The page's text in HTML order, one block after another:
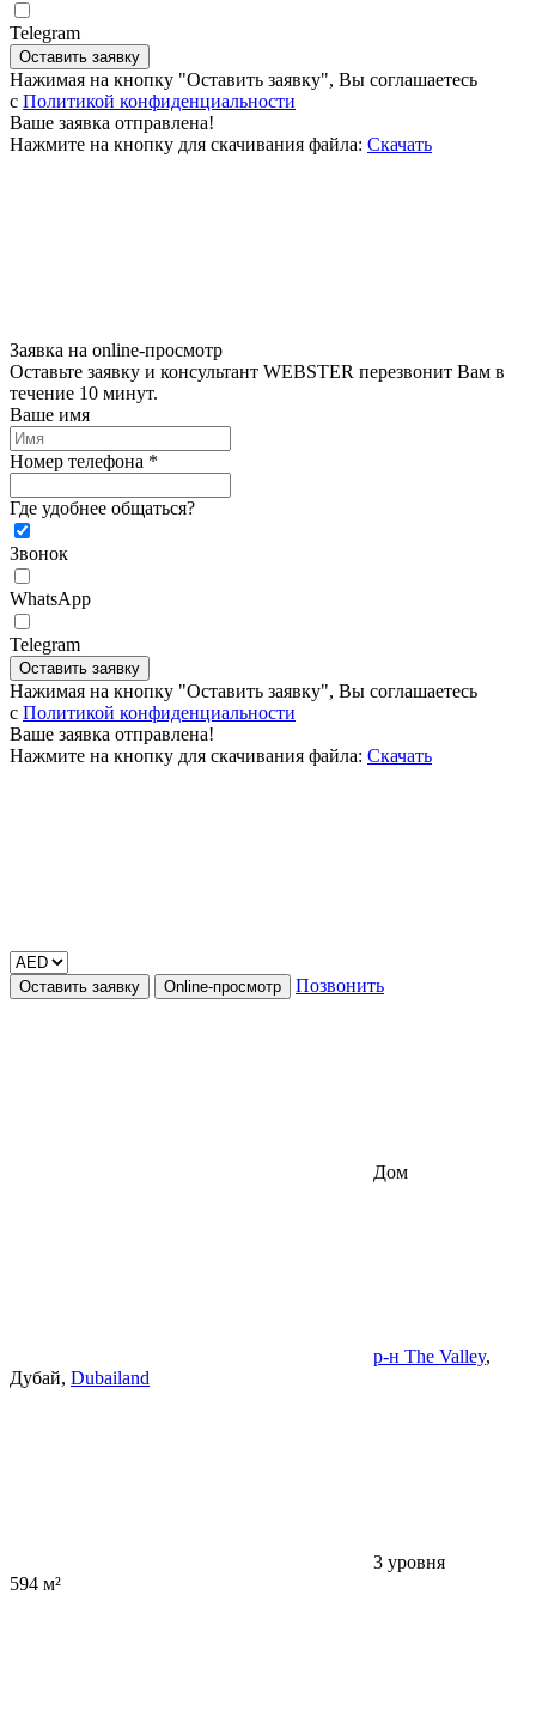
Telegram
Оставить заявку
Нажимая на кнопку "Оставить заявку", Вы соглашаетесь
c Политикой конфиденциальности
Ваше заявка отправлена!
Нажмите на кнопку для скачивания файла: Скачать
Заявка на online-просмотр
Оставьте заявку и консультант WEBSTER перезвонит Вам в
течение 10 минут.
Ваше имя
Номер телефона *
Где удобнее общаться?
Звонок
WhatsApp
Telegram
Оставить заявку
Нажимая на кнопку "Оставить заявку", Вы соглашаетесь
c Политикой конфиденциальности
Ваше заявка отправлена!
Нажмите на кнопку для скачивания файла: Скачать
Оставить заявку Online-просмотр Позвонить
Дом
р-н The Valley,
Дубай, Dubailand
3 уровня
594 м²